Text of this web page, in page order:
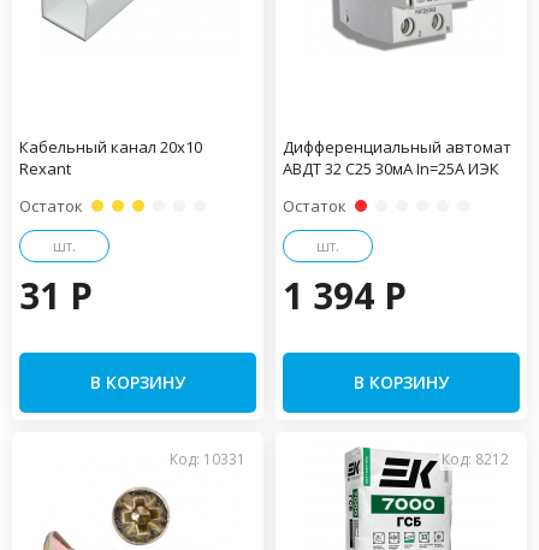
Кабельный канал 20х10
Rexant
Остаток
шт.
31 P
В КОРЗИНУ
Дифференциальный автомат
АВДТ 32 С25 30мА In=25A ИЭК
Остаток
шт.
1 394 P
В КОРЗИНУ
Код: 10331 Код: 8212